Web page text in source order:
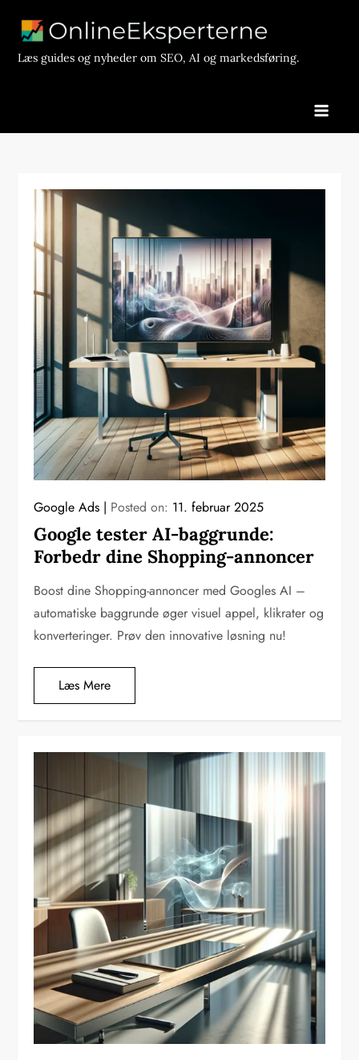
contentLæs guides og nyheder om SEO, AI og markedsføring.
Google Ads Posted on: 11. februar 2025
Google tester AI-baggrunde:
Forbedr dine Shopping-annoncer
Boost dine Shopping-annoncer med Googles AI –
automatiske baggrunde øger visuel appel, klikrater og
konverteringer. Prøv den innovative løsning nu!
Læs Mere